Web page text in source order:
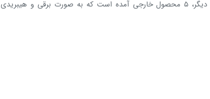
وی خاطرنشان کرد: از سوی دیگر، ۵ محصول خارجی آمده است که به صورت برقی و هیبریدی